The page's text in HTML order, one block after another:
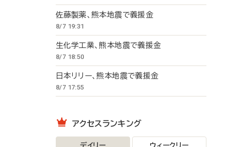
佐藤製薬、熊本地震で義援金
8/7 19:31
生化学工業、熊本地震で義援金
8/7 18:50
日本リリー、熊本地震で義援金
8/7 17:55
アクセスランキング
デイリー ウィークリー